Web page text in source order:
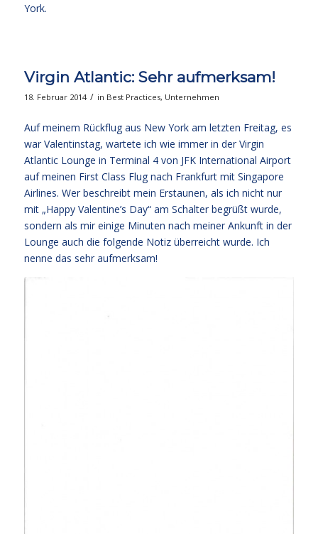
York.
Virgin Atlantic: Sehr aufmerksam!
18. Februar 2014 / in Best Practices, Unternehmen
Auf meinem Rückflug aus New York am letzten Freitag, es
war Valentinstag, wartete ich wie immer in der Virgin
Atlantic Lounge in Terminal 4 von JFK International Airport
auf meinen First Class Flug nach Frankfurt mit Singapore
Airlines. Wer beschreibt mein Erstaunen, als ich nicht nur
mit „Happy Valentine’s Day“ am Schalter begrüßt wurde,
sondern als mir einige Minuten nach meiner Ankunft in der
Lounge auch die folgende Notiz überreicht wurde. Ich
nenne das sehr aufmerksam!